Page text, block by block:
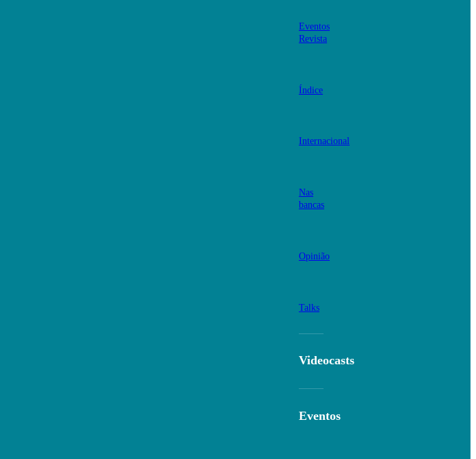
Eventos
Revista
Índice
Internacional
Nas
bancas
Opinião
Talks
Videocasts
Eventos